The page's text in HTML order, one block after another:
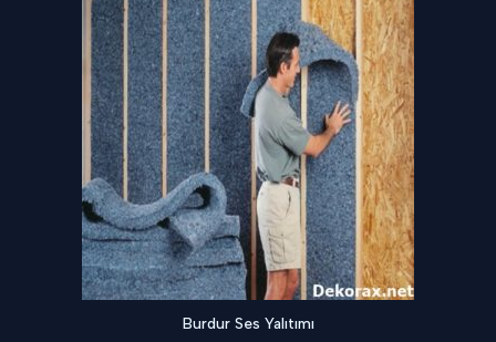
Burdur Ses Yalıtımı